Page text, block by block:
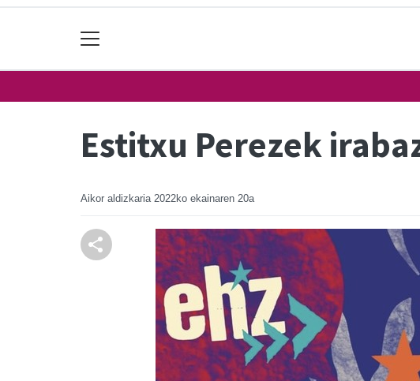
Estitxu Perezek
Aikor aldizkaria 2022ko ekainaren 20a